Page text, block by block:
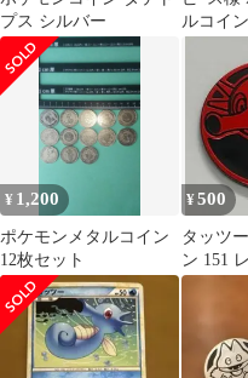
プス シルバー
ルコイ
¥ 1,200
ポケモンメタルコイン
12枚セット
¥500
タッツ
ン 151